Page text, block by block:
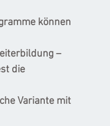
können
–
die
Variante mit